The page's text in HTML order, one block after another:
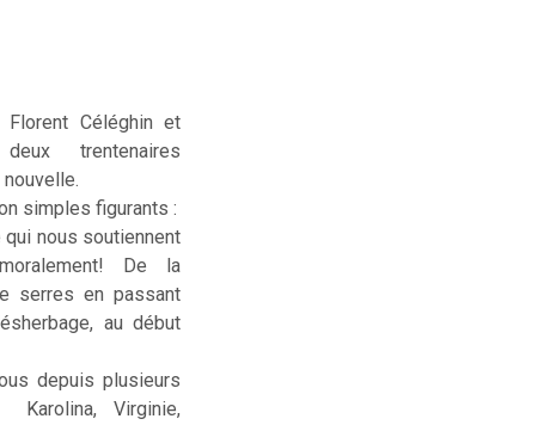
Céléghin et
trentenaires
nouvelle.
simples figurants :
nous soutiennent
De la
serres en passant
au début
depuis plusieurs
Virginie,